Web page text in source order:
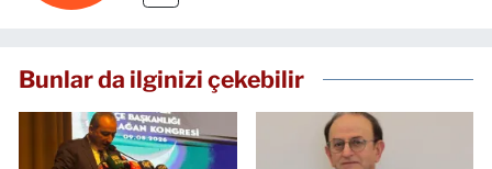
Bunlar da ilginizi çekebilir